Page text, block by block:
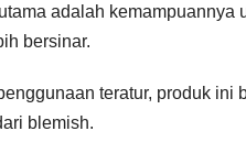
adalah kemampuannya
bersinar.
teratur, produk ini
blemish.